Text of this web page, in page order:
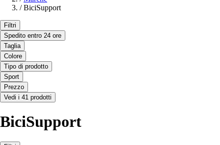
/ BiciSupport
Filtri
Spedito entro 24 ore
Taglia
Colore
Tipo di prodotto
Sport
Prezzo
Vedi i 41 prodotti
BiciSupport